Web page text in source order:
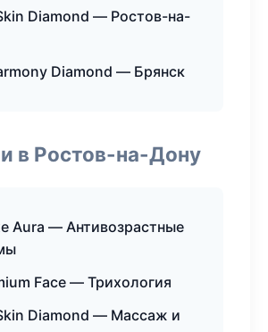
Diamond — Ростов-на-
Diamond — Брянск
в Ростов-на-Дону
Aura — Антивозрастные
Face — Трихология
Diamond — Массаж и